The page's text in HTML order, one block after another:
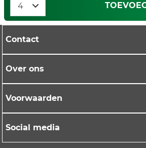
Contact
Over ons
Voorwaarden
Social media